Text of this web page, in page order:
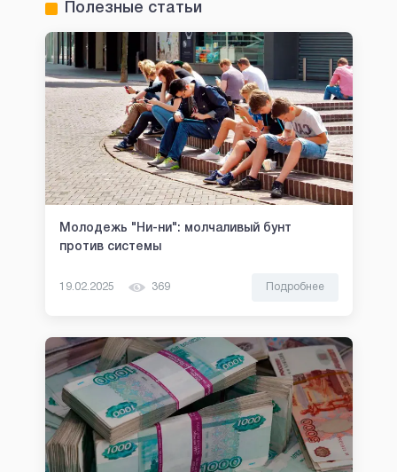
Полезные статьи
Молодежь "Ни-ни": молчаливый бунт
против системы
19.02.2025 369 Подробнее